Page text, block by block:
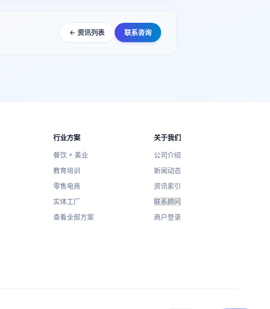
← 资讯列表 联系咨询
行业方案
餐饮 + 美业
教育培训
零售电商
实体工厂
查看全部方案
关于我们
公司介绍
新闻动态
资讯索引
联系顾问
商户登录